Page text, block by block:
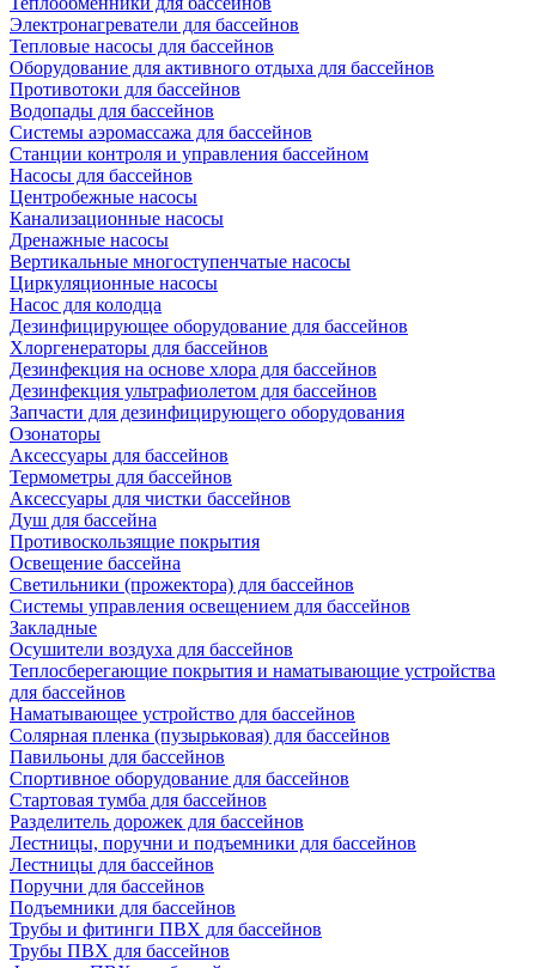
Электронагреватели для бассейнов
Тепловые насосы для бассейнов
Оборудование для активного отдыха для бассейнов
Противотоки для бассейнов
Водопады для бассейнов
Системы аэромассажа для бассейнов
Станции контроля и управления бассейном
Насосы для бассейнов
Центробежные насосы
Канализационные насосы
Дренажные насосы
Вертикальные многоступенчатые насосы
Циркуляционные насосы
Насос для колодца
Дезинфицирующее оборудование для бассейнов
Хлоргенераторы для бассейнов
Дезинфекция на основе хлора для бассейнов
Дезинфекция ультрафиолетом для бассейнов
Запчасти для дезинфицирующего оборудования
Озонаторы
Аксессуары для бассейнов
Термометры для бассейнов
Аксессуары для чистки бассейнов
Душ для бассейна
Противоскользящие покрытия
Освещение бассейна
Светильники (прожектора) для бассейнов
Системы управления освещением для бассейнов
Закладные
Осушители воздуха для бассейнов
Теплосберегающие покрытия и наматывающие устройства
для бассейнов
Наматывающее устройство для бассейнов
Солярная пленка (пузырьковая) для бассейнов
Павильоны для бассейнов
Спортивное оборудование для бассейнов
Стартовая тумба для бассейнов
Разделитель дорожек для бассейнов
Лестницы, поручни и подъемники для бассейнов
Лестницы для бассейнов
Поручни для бассейнов
Подъемники для бассейнов
Трубы и фитинги ПВХ для бассейнов
Трубы ПВХ для бассейнов